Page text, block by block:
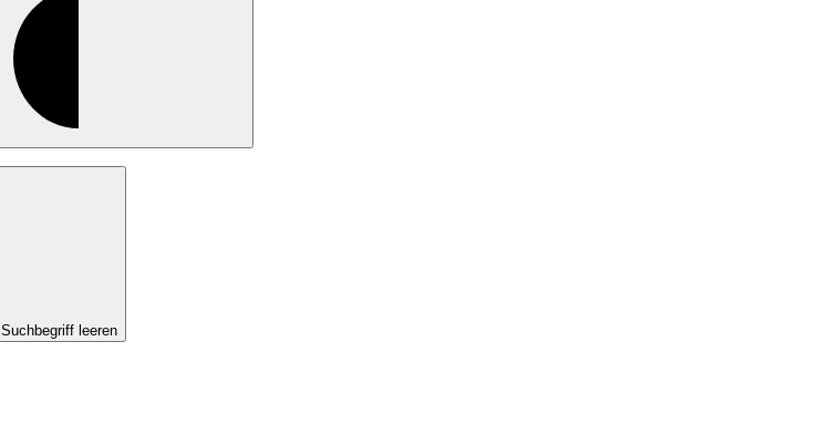
Suchbegriff leeren